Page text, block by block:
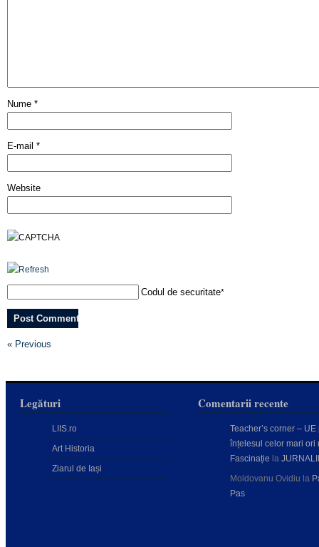
Nume *
E-mail *
Website
Codul de securitate*
« Previous
Legături
LIIS.ro
Art Historia
Ziarul de Iași
Comentarii recente
Teacher’s corner – UE
înțelesul celor mari ori
Fascinație la
Moldovanu Ovidiu la
Pas